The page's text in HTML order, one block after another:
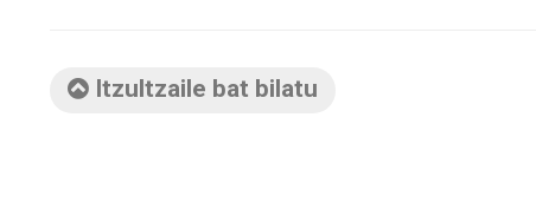
Itzultzaile bat bilatu